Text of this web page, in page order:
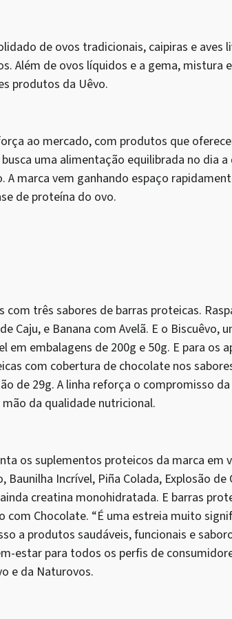
de ovos tradicionais, caipiras e aves
Além de ovos líquidos e a gema, mistura
produtos da Uêvo.
ao mercado, com produtos que
uma alimentação equilibrada no dia
marca vem ganhando espaço
de proteína do ovo.
três sabores de barras proteicas.
Caju, e Banana com Avelã. E o Biscuêvo,
embalagens de 200g e 50g. E para os
com cobertura de chocolate nos
de 29g. A linha reforça o compromisso
da qualidade nutricional.
os suplementos proteicos da marca em
Incrível, Piña Colada, Explosão de
creatina monohidratada. E barras
com Chocolate. “É uma estreia muito
a produtos saudáveis, funcionais e
estar para todos os perfis de
e da Naturovos.